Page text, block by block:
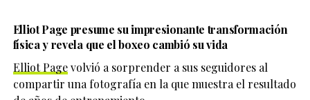
buscará mantener ese legado mientras apuesta por una
mezcla de nostalgia, terror y un reparto repleto de
estrellas que promete emocionar tanto a los seguidores
de siempre como a nuevas generaciones.
sino que entre ambos
aparecía una conexión
muy honesta y muy
difícil de fabricar”,
Elliot Page presume su impresionante transformación
física y revela que el boxeo cambió su vida
Elliot Pagevolvió a sorprender a sus seguidores al
compartir una fotografía en la que muestra el resultado